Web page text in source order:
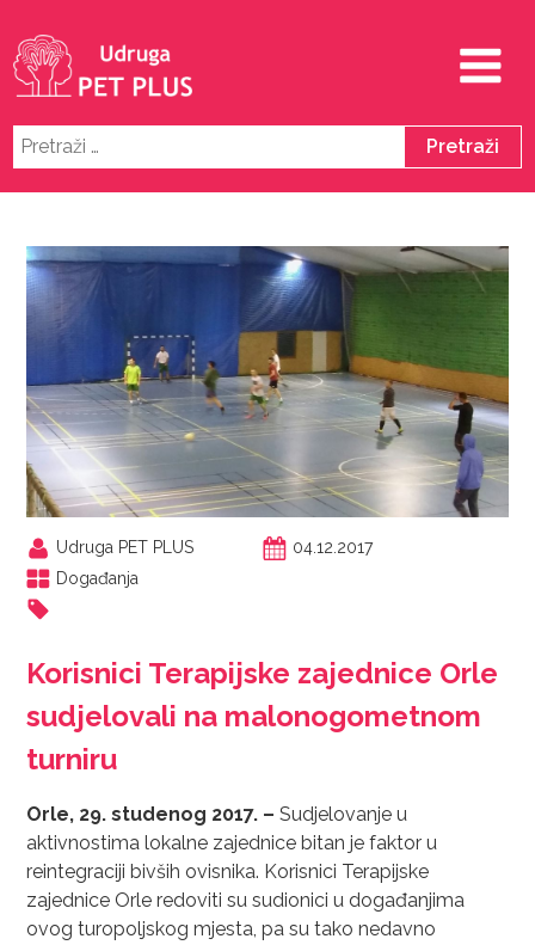
Pretraži:
Udruga PET PLUS
04.12.2017
Događanja
Korisnici Terapijske zajednice Orle
sudjelovali na malonogometnom
turniru
Orle, 29. studenog 2017. –Sudjelovanje u
aktivnostima lokalne zajednice bitan je faktor u
reintegraciji bivših ovisnika. Korisnici Terapijske
zajednice Orle redoviti su sudionici u događanjima
ovog turopoljskog mjesta, pa su tako nedavno